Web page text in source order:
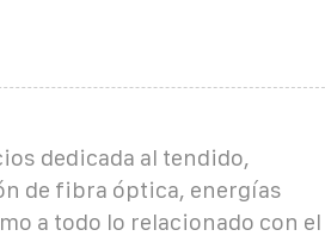
dedicada al tendido,
de fibra óptica, energías
a todo lo relacionado con el